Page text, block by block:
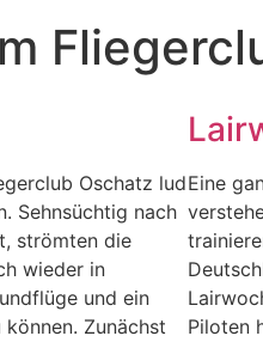
Oschatz lud
Sehnsüchtig nach
strömten die
wieder in
und ein
Zunächst
Eine
Piloten